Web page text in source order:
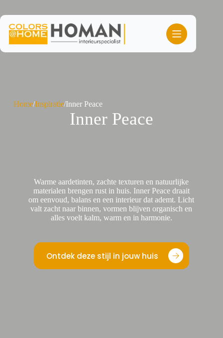
de
inhoud
Home/Inspiratie/Inner Peace
Inner Peace
Warme aardetinten, zachte texturen en natuurlijke
materialen brengen rust in huis. Inner Peace draait
om eenvoud, balans en een interieur dat ademt. Licht
valt zacht naar binnen, vormen blijven organisch en
alles voelt kalm, warm en in harmonie.
Ontdek deze stijl in jouw huis